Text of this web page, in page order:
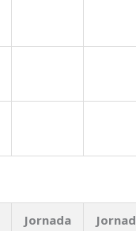
Jornada